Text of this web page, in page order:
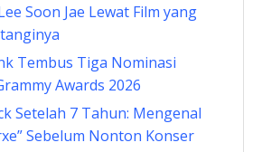
Soon Jae Lewat Film yang
Tembus Tiga Nominasi
Awards 2026
Setelah 7 Tahun: Mengenal
Sebelum Nonton Konser